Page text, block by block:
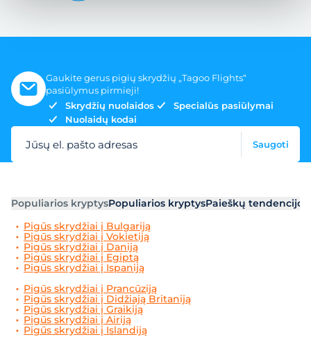
Gaukite gerus pigių skrydžių „Tagoo Flights“
pasiūlymus pirmieji!
Skrydžių nuolaidos
Specialūs pasiūlymai
Nuolaidų kodai
Jūsų el. pašto adresas Saugoti
Populiarios kryptysPopuliarios kryptysPaieškų tendencijos
Pigūs skrydžiai į Bulgariją
Pigūs skrydžiai į Vokietiją
Pigūs skrydžiai į Daniją
Pigūs skrydžiai į Egiptą
Pigūs skrydžiai į Ispaniją
Pigūs skrydžiai į Prancūziją
Pigūs skrydžiai į Didžiają Britaniją
Pigūs skrydžiai į Graikiją
Pigūs skrydžiai į Airiją
Pigūs skrydžiai į Islandiją